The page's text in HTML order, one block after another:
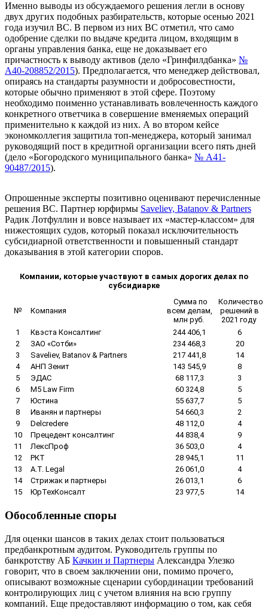
Именно выводы из обсуждаемого решения легли в основу
двух других подобных разбирательств, которые осенью 2021
года изучил ВС. В первом из них ВС отметил, что само
одобрение сделки по выдаче кредита лицом, входящим в
органы управления банка, еще не доказывает его
причастность к выводу активов (дело «Гринфилдбанка» №
А40-208852/2015). Предполагается, что менеджер действовал,
опираясь на стандарты разумности и добросовестности,
которые обычно применяют в этой сфере. Поэтому
необходимо поименно устанавливать вовлеченность каждого
конкретного ответчика в совершение вменяемых операций
применительно к каждой из них. А во втором кейсе
экономколлегия защитила топ-менеджера, который занимал
руководящий пост в кредитной организации всего пять дней
(дело «Богородского муниципального банка» № А41-
90487/2015).
Опрошенные эксперты позитивно оценивают перечисленные
решения ВС. Партнер юрфирмы Saveliev, Batanov & Partners
Радик Лотфуллин и вовсе называет их «мастер-классом» для
нижестоящих судов, который показал исключительность
субсидиарной ответственности и повышенный стандарт
доказывания в этой категории споров.
Компании, которые участвуют в самых дорогих делах по
субсидиарке
№ Компания
Сумма по
всем делам,
млн руб.
Количество
решений в
2021 году
1
Квэста Консалтинг 244 406,1
6
2
ЗАО «Сотби» 234 468,3
20
3
Saveliev, Batanov & Partners 217 441,8
14
4
АНП Зенит 143 545,9
8
5
ЭДАС 68 117,3
3
6
M5 Law Firm 60 324,8
5
7
Юстина 55 637,7
5
8
Иванян и партнеры 54 660,3
2
9
Delcredere 48 112,0
4
10
Прецедент консалтинг 44 838,4
9
11
ЛексПроф 36 503,0
4
12
РКТ 28 945,1
11
13
A.Т. Legal 26 061,0
4
14
Стрижак и партнеры 26 013,1
6
15
ЮрТехКонсалт 23 977,5 14
Обособленные споры
Для оценки шансов в таких делах стоит пользоваться
предбанкротным аудитом. Руководитель группы по
банкротству АБ Качкин и Партнеры Александра Улезко
говорит, что в своем заключении они, помимо прочего,
описывают возможные сценарии субординации требований
контролирующих лиц с учетом влияния на всю группу
компаний. Еще предоставляют информацию о том, как себя